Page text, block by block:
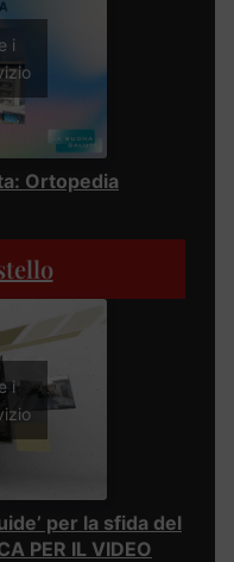
i
Ortopedia
i
per la sfida del
PER IL VIDEO